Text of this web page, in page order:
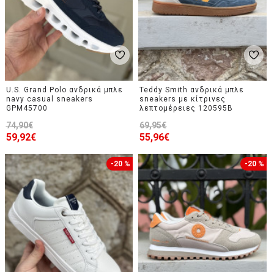
U.S. Grand Polo ανδρικά μπλε
navy casual sneakers
GPM45700
59,92€
74,90€
Teddy Smith ανδρικά μπλε
sneakers με κίτρινες
λεπτομέρειες 120595B
55,96€
69,95€
-20 % -20 %